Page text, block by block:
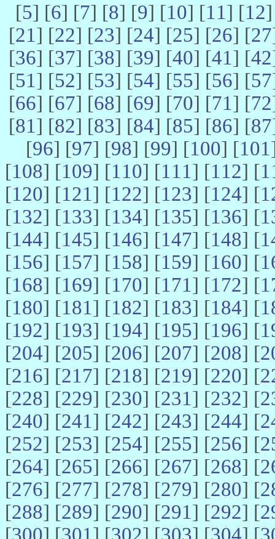
[5] [6] [7] [8] [9] [10] [11] [12
[21] [22] [23] [24] [25] [26] [27
[36] [37] [38] [39] [40] [41] [42
[51] [52] [53] [54] [55] [56] [57
[66] [67] [68] [69] [70] [71] [72
[81] [82] [83] [84] [85] [86] [87
[96] [97] [98] [99] [100] [101
[108] [109] [110] [111] [112] [
[120] [121] [122] [123] [124] [
[132] [133] [134] [135] [136] [
[144] [145] [146] [147] [148] [
[156] [157] [158] [159] [160] [
[168] [169] [170] [171] [172] [
[180] [181] [182] [183] [184] [
[192] [193] [194] [195] [196] [
[204] [205] [206] [207] [208] [
[216] [217] [218] [219] [220] [
[228] [229] [230] [231] [232] [
[240] [241] [242] [243] [244] [
[252] [253] [254] [255] [256] [
[264] [265] [266] [267] [268] [
[276] [277] [278] [279] [280] [
[288] [289] [290] [291] [292] [
[300] [301] [302] [303] [304] [